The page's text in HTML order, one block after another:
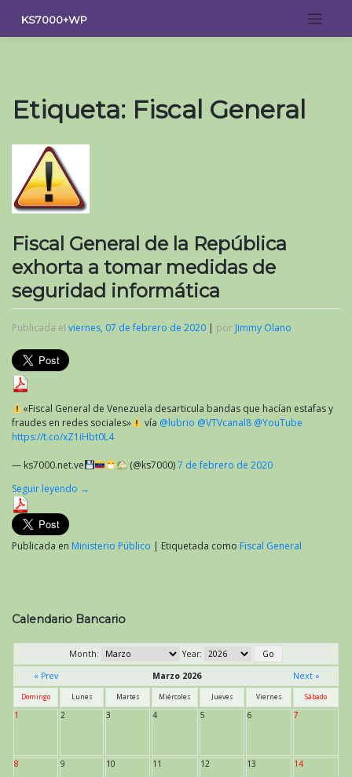
contenido
KS7000+WP
Etiqueta: Fiscal General
Fiscal General de la República
exhorta a tomar medidas de
seguridad informática
Publicada el viernes, 07 de febrero de 2020 | por Jimmy Olano
«Fiscal General de Venezuela desarticula bandas que hacían estafas y
fraudes en redes sociales»
vía @lubrio @VTVcanal8 @YouTube
https://t.co/xZ1iHbt0L4
— ks7000.net.ve (@ks7000)7 de febrero de 2020
Seguir leyendo →
Publicada en Ministerio Público | Etiquetada como Fiscal General
Calendario Bancario
Month:
Year:
« Prev
Marzo 2026 Next »
Domingo Lunes Martes Miércoles Jueves Viernes Sábado
1 2 3 4 5 6 7
8 9 10 11 12 13 14